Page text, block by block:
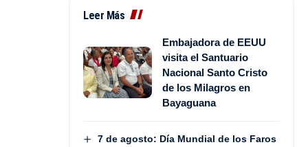
Leer Más
Embajadora de EEUU
visita el Santuario
Nacional Santo Cristo
de los Milagros en
Bayaguana
7 de agosto: Día Mundial de los Faros